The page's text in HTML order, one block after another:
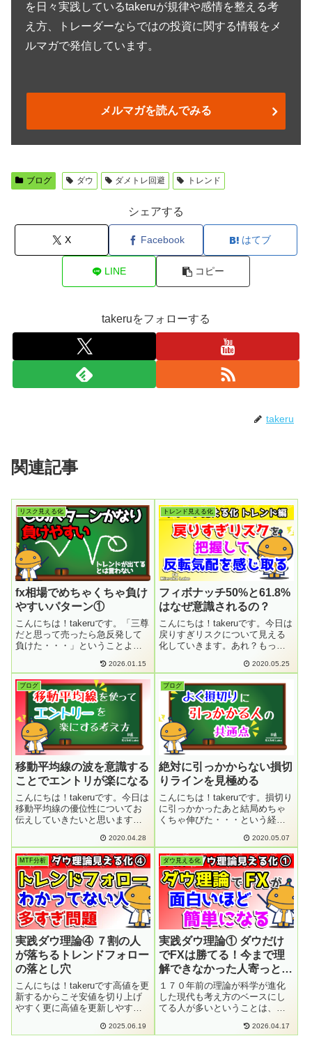
を日々実践しているtakeruが規律や感情を整える考
え方、トレーダーならではの投資に関する情報をメ
ルマガで発信しています。
メルマガを読んでみる
ブログ ダウ ダメトレ回避 トレンド
シェアする
X Facebook はてブ
LINE コピー
takeruをフォローする
takeru
関連記事
リスク見える化
fx相場でめちゃくちゃ負け
やすいパターン①
こんにちは！takeruです。「三尊
だと思って売ったら急反発して
負けた・・・」ということよく
リスクを考慮できてないことが
大きな原因です。全戻しを理解
できれば形だけで売って負け
た、ということが大幅に減り資
金も圧倒的...
2026.01.15
トレンド見える化
フィボナッチ50%と61.8%
はなぜ意識されるの？
こんにちは！takeruです。今日は
戻りすぎリスクについて見える
化していきます。あれ？もっと
下がんなかったなぁということ
よくありませんか？これは戻り
すぎリスクが関係しているかも
しれません。FXは買いと売りの
バラン...
2020.05.25
ブログ
移動平均線の波を意識する
ことでエントリが楽になる
こんにちは！takeruです。今日は
移動平均線の優位性についてお
伝えしていきたいと思います。
握できれば、エントリが非常に
楽になります。それでは行きま
しょう！1時間の移動平均線の波
を考える移動平均線の波とは反
転...
2020.04.28
ブログ
絶対に引っかからない損切
りラインを見極める
こんにちは！takeruです。損切り
に引っかかったあと結局めちゃ
くちゃ伸びた・・・という経験
入れていたために、その後の伸
びをマルっととり逃してしま
う・・・なかなか泣けてきます
よね＾＾；今日はそうならない
ために、確...
2020.05.07
MTF分析
実践ダウ理論④ ７割の人
が落ちるトレンドフォロー
の落とし穴
こんにちは！takeruです高値を更
新するからこそ安値を切り上げ
やすく更に高値を更新しやすく
を実践的に見える化していきま
2025.06.19
ダウ見える化
実践ダウ理論① ダウだけ
でFXは勝てる！今まで理
解できなかった人寄っとい
で
１７０年前の理論が科学が進化
した現代も考え方のベースにし
てる人が多いということは、こ
的ということ。相場の９割はダ
2026.04.17